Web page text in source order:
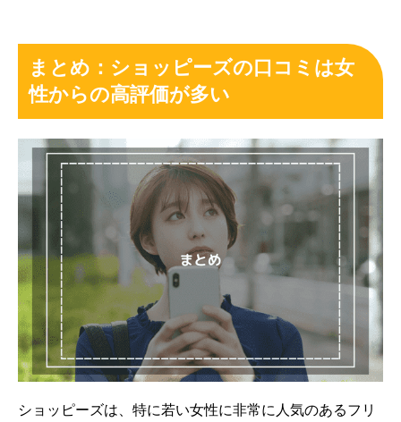
まとめ：ショッピーズの口コミは女
性からの高評価が多い
ショッピーズは、特に若い女性に非常に人気のあるフリ